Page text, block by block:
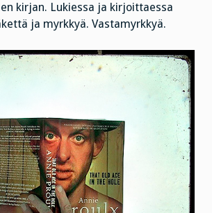
kirjan. Lukiessa ja kirjoittaessa
ja myrkkyä. Vastamyrkkyä.